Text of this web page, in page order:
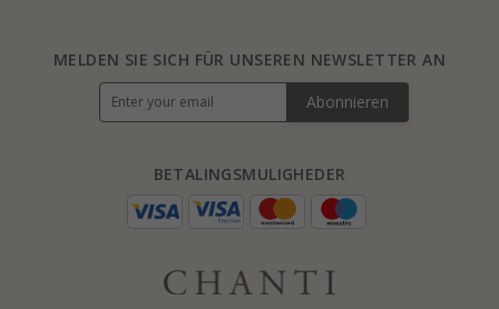
BETALINGSMULIGHEDER
MELDEN SIE SICH FÜR UNSEREN NEWSLETTER AN
Abonnieren